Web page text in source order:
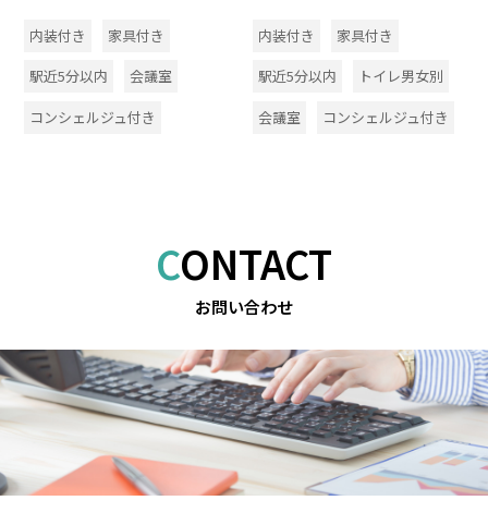
内装付き
家具付き
駅近5分以内
会議室
コンシェルジュ付き
内装付き
家具付き
駅近5分以内
トイレ男女別
会議室
コンシェルジュ付き
CONTACT
お問い合わせ